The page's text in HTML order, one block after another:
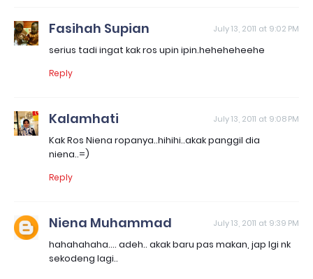
Fasihah Supian July 13, 2011 at 9:02 PM
serius tadi ingat kak ros upin ipin.heheheheehe
Reply
Kalamhati July 13, 2011 at 9:08 PM
Kak Ros Niena ropanya..hihihi..akak panggil dia
niena..=)
Reply
Niena Muhammad July 13, 2011 at 9:39 PM
hahahahaha.... adeh.. akak baru pas makan, jap lgi nk
sekodeng lagi..